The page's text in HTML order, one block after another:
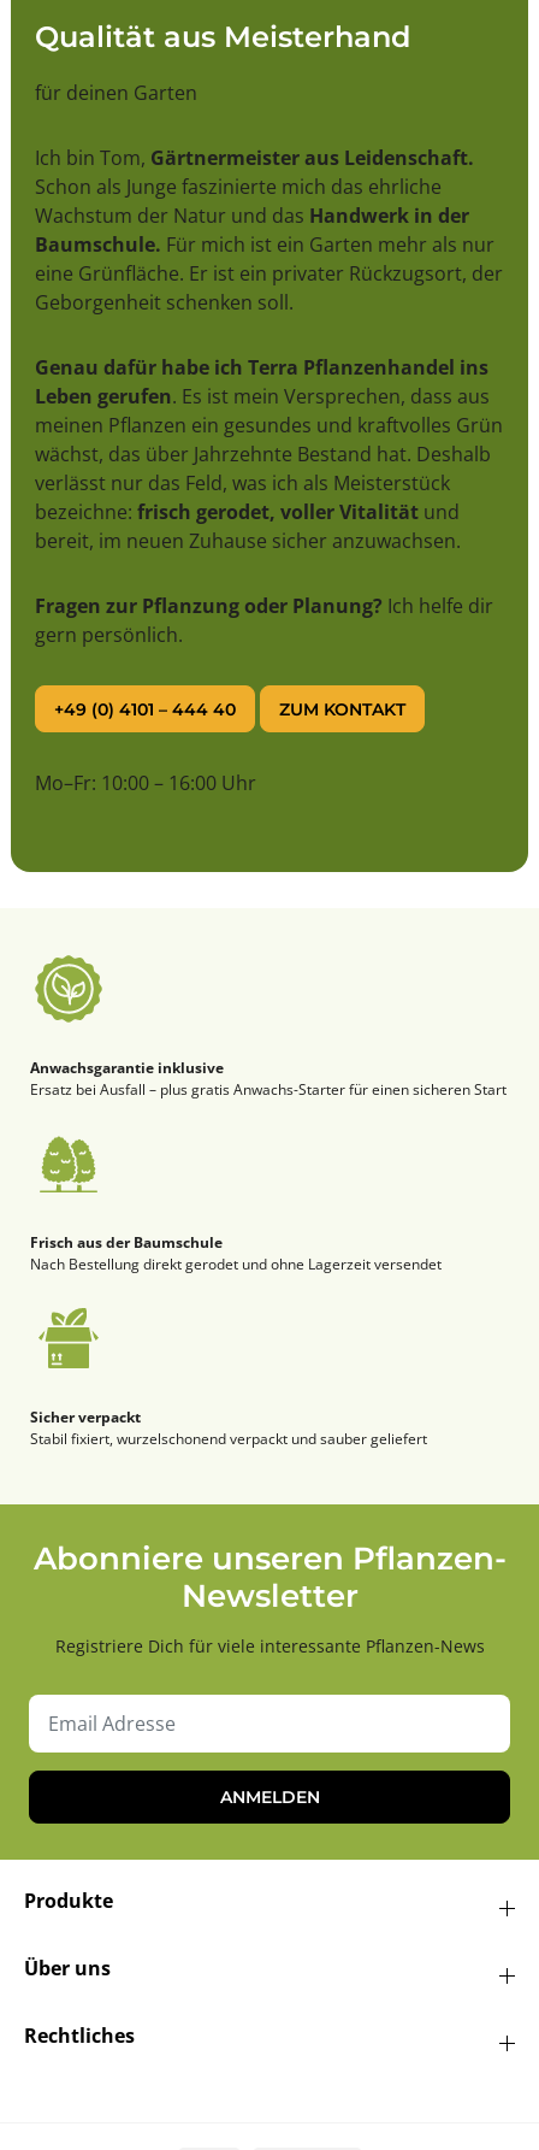
Qualität aus Meisterhand
für deinen Garten
Ich bin Tom, Gärtnermeister aus Leidenschaft.
Schon als Junge faszinierte mich das ehrliche
Wachstum der Natur und das Handwerk in der
Baumschule. Für mich ist ein Garten mehr als nur
eine Grünfläche. Er ist ein privater Rückzugsort, der
Geborgenheit schenken soll.
Genau dafür habe ich Terra Pflanzenhandel ins
Leben gerufen. Es ist mein Versprechen, dass aus
meinen Pflanzen ein gesundes und kraftvolles Grün
wächst, das über Jahrzehnte Bestand hat. Deshalb
verlässt nur das Feld, was ich als Meisterstück
bezeichne: frisch gerodet, voller Vitalitätund
bereit, im neuen Zuhause sicher anzuwachsen.
Fragen zur Pflanzung oder Planung? Ich helfe dir
gern persönlich.
+49 (0) 4101 – 444 40 ZUM KONTAKT
Mo–Fr: 10:00 – 16:00 Uhr
Anwachsgarantie inklusive
Ersatz bei Ausfall – plus gratis Anwachs-Starter für einen sicheren Start
Frisch aus der Baumschule
Nach Bestellung direkt gerodet und ohne Lagerzeit versendet
Sicher verpackt
Stabil fixiert, wurzelschonend verpackt und sauber geliefert
Abonniere unseren Pflanzen-
Newsletter
Registriere Dich für viele interessante Pflanzen-News
ANMELDEN
Produkte
Über uns
Rechtliches